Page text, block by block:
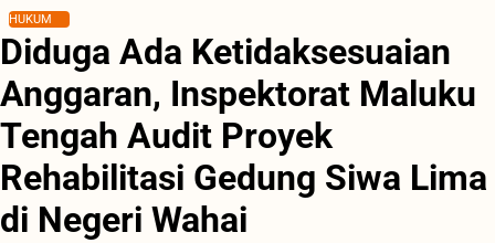
HUKUM
Diduga Ada Ketidaksesuaian
Anggaran, Inspektorat Maluku
Tengah Audit Proyek
Rehabilitasi Gedung Siwa Lima
di Negeri Wahai